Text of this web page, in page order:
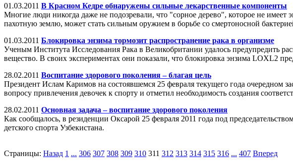
01.03.2011 В Красном Кедре обнаружены сильные лекарственные компоненты
Многие люди никогда даже не подозревали, что "сорное дерево", которое не
пахотную землю, может стать сильным оружием в борьбе со смертоносной
01.03.2011 Блокировка энзима тормозит распространение рака в организме
Ученым Института Исследования Рака в Великобритании удалось предупредить
вещество. В своих экспериментах они показали, что блокировка энзима LOXL2
28.02.2011 Воспитание здорового поколения – благая цель
Президент Ислам Каримов на состоявшемся 25 февраля текущего года очередном
вопросу привлечения девочек к спорту и отметил необходимость создания
28.02.2011 Основная задача – воспитание здорового поколения
Как сообщалось, в резиденции Оксарой 25 февраля 2011 года под
детского спорта Узбекистана.
Страницы: Назад 1 ... 306 307 308 309 310 311 312 313 314 315 316 ... 407 Вперед